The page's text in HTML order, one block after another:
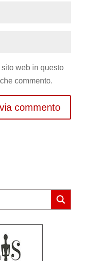
web in questo
commento.